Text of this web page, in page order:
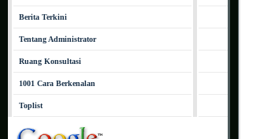
Berita Terkini
Tentang Administrator
Ruang Konsultasi
1001 Cara Berkenalan
Toplist